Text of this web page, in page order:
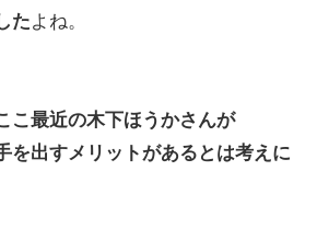
たよね。
こ最近の木下ほうかさんが
を出すメリットがあるとは考えに